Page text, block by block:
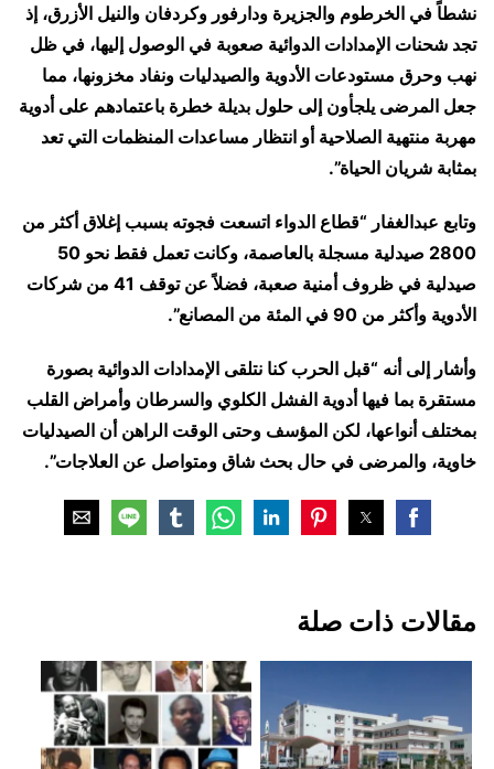
نشطاً في الخرطوم والجزيرة ودارفور وكردفان والنيل الأزرق، إذ
تجد شحنات الإمدادات الدوائية صعوبة في الوصول إليها، في ظل
نهب وحرق مستودعات الأدوية والصيدليات ونفاد مخزونها، مما
جعل المرضى يلجأون إلى حلول بديلة خطرة باعتمادهم على أدوية
مهربة منتهية الصلاحية أو انتظار مساعدات المنظمات التي تعد
بمثابة شريان الحياة”.
وتابع عبدالغفار “قطاع الدواء اتسعت فجوته بسبب إغلاق أكثر من
2800 صيدلية مسجلة بالعاصمة، وكانت تعمل فقط نحو 50
صيدلية في ظروف أمنية صعبة، فضلاً عن توقف 41 من شركات
الأدوية وأكثر من 90 في المئة من المصانع”.
وأشار إلى أنه “قبل الحرب كنا نتلقى الإمدادات الدوائية بصورة
مستقرة بما فيها أدوية الفشل الكلوي والسرطان وأمراض القلب
بمختلف أنواعها، لكن المؤسف وحتى الوقت الراهن أن الصيدليات
خاوية، والمرضى في حال بحث شاق ومتواصل عن العلاجات”.
مقالات ذات صلة